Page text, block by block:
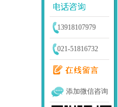
13918107979
021-51816732
添加微信咨询